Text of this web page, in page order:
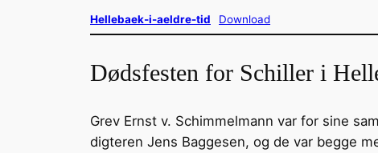
Hellebaek-i-aeldre-tid Download
Dødsfesten for Schiller i
Grev Ernst v. Schimmelmann var for sine
digteren Jens Baggesen, og de var begge